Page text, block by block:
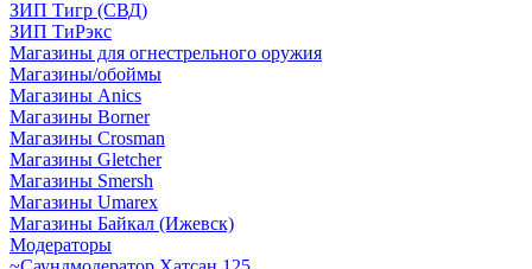
ЗИП Тигр (СВД)
ЗИП ТиРэкс
Магазины для огнестрельного оружия
Магазины/обоймы
Магазины Anics
Магазины Borner
Магазины Crosman
Магазины Gletcher
Магазины Smersh
Магазины Umarex
Магазины Байкал (Ижевск)
Модераторы